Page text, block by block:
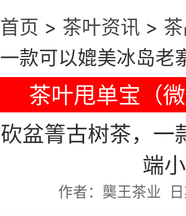
首页 > 茶叶资讯 >
一款可以媲美冰岛老
茶叶甩单宝（
砍盆箐古树茶，一
端
作者：龑王茶业